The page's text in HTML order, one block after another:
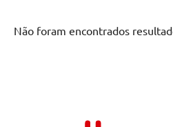
Não foram encontrados